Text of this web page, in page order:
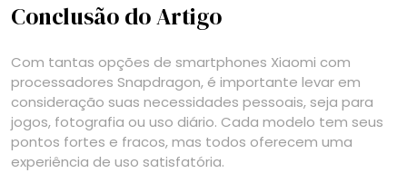
Conclusão do Artigo
Com tantas opções de smartphones Xiaomi com
processadores Snapdragon, é importante levar em
consideração suas necessidades pessoais, seja para
jogos, fotografia ou uso diário. Cada modelo tem seus
pontos fortes e fracos, mas todos oferecem uma
experiência de uso satisfatória.